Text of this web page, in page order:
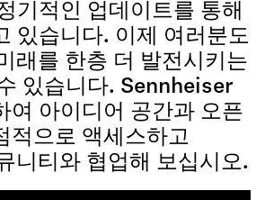
기적인 업데이트를 통해
있습니다. 이제 여러분도
래를 한층 더 발전시키는
있습니다. Sennheiser
여 아이디어 공간과 오픈
적으로 액세스하고
니티와 협업해 보십시오.